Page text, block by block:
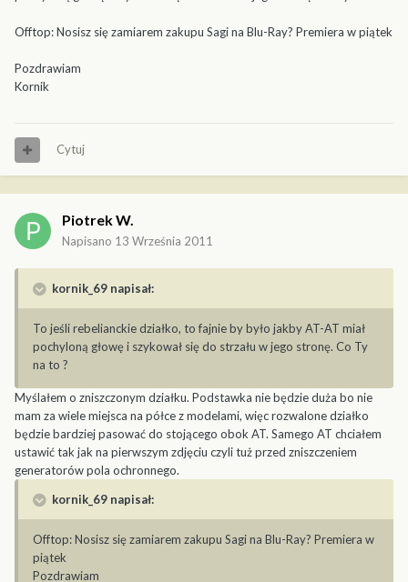
Offtop: Nosisz się zamiarem zakupu Sagi na Blu-Ray? Premiera w piątek
Pozdrawiam
Kornik
Cytuj
Piotrek W.
Napisano 13 Września 2011
kornik_69 napisał:
To jeśli rebelianckie działko, to fajnie by było jakby AT-AT miał
pochyloną głowę i szykował się do strzału w jego stronę. Co Ty
na to ?
Myślałem o zniszczonym działku. Podstawka nie będzie duża bo nie
mam za wiele miejsca na półce z modelami, więc rozwalone działko
będzie bardziej pasować do stojącego obok AT. Samego AT chciałem
ustawić tak jak na pierwszym zdjęciu czyli tuż przed zniszczeniem
generatorów pola ochronnego.
kornik_69 napisał:
Offtop: Nosisz się zamiarem zakupu Sagi na Blu-Ray? Premiera w
piątek
Pozdrawiam